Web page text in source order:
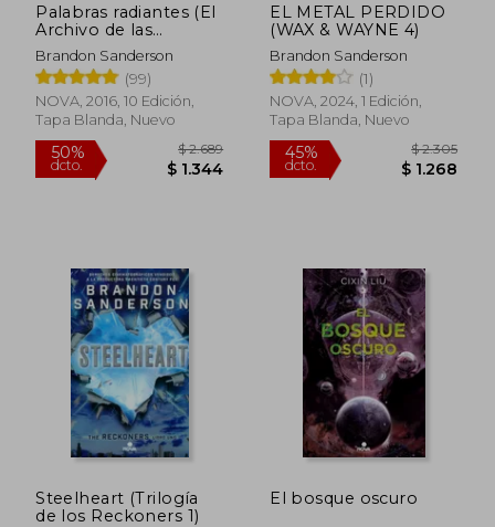
Palabras radiantes (El
Archivo de las
Tormentas 2)
Brandon Sanderson
(99)
NOVA, 2016, 10 Edición,
Tapa Blanda, Nuevo
50%
dcto. $ 1.344
EL METAL PERDIDO
(WAX & WAYNE 4)
Brandon Sanderson
(1)
NOVA, 2024, 1 Edición,
Tapa Blanda, Nuevo
45%
dcto.
Steelheart (Trilogía
de los Reckoners 1)
El bosque oscuro